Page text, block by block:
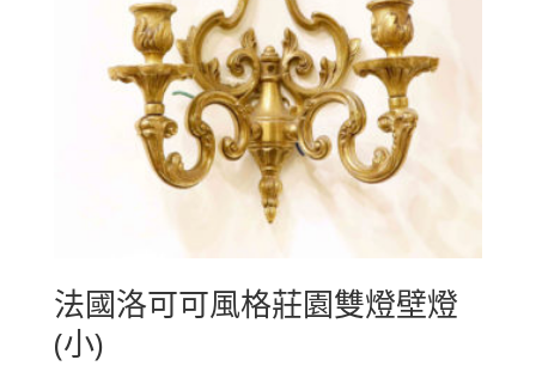
法國洛可可風格莊園雙燈壁燈
(小)